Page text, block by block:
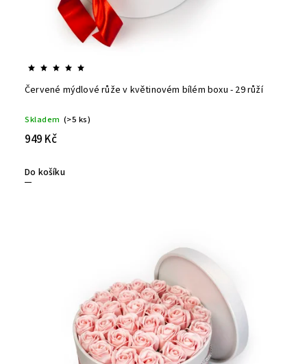
Červené mýdlové růže v květinovém bílém boxu - 29 růží
Skladem (>5 ks)
949 Kč
Do košíku